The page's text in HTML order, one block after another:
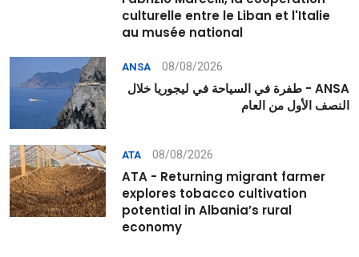
culturelle entre le Liban et l'Italie
au musée national
ANSA 08/08/2026
ANSA - طفرة في السياحة في ليجوريا خلال
النصف الأول من العام
ATA 08/08/2026
ATA - Returning migrant farmer
explores tobacco cultivation
potential in Albania’s rural
economy